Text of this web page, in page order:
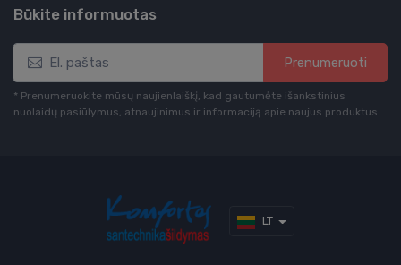
Būkite informuotas
Prenumeruoti
* Prenumeruokite mūsų naujienlaiškį, kad gautumėte išankstinius
nuolaidų pasiūlymus, atnaujinimus ir informaciją apie naujus produktus
LT